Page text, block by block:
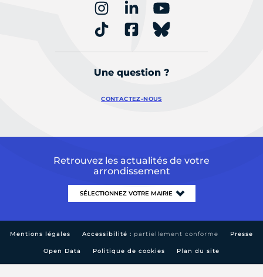
Une question ?
CONTACTEZ-NOUS
Retrouvez les actualités de votre
arrondissement
Mentions légales Accessibilité : partiellement conforme Presse
Open Data Politique de cookies Plan du site